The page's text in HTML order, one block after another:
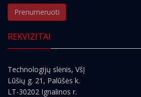
Prenumeruoti
REKVIZITAI
Technologijų slėnis, VšĮ
Lūšių g. 21, Palūšės k.
LT-30202 Ignalinos r.